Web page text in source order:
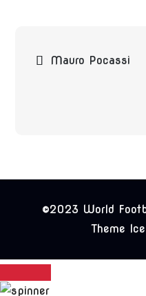
Mauro Pocassi
©2023 World
Theme